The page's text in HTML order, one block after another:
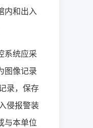
内和出入
统应采
图像记录
录，保存
侵报警装
与本单位